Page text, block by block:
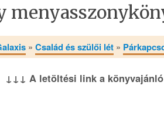
»Család és szülői lét »
↓↓↓ A letöltési link a